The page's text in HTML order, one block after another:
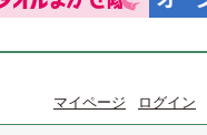
マイページ
ログイン